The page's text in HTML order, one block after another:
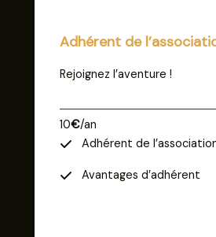
Adhérent de
Rejoignez l’aventure !
10€/an
Adhérent de
Avantages d’adhérent